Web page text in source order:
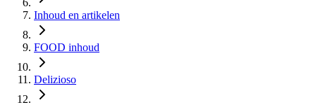
Inhoud en artikelen
FOOD inhoud
Delizioso